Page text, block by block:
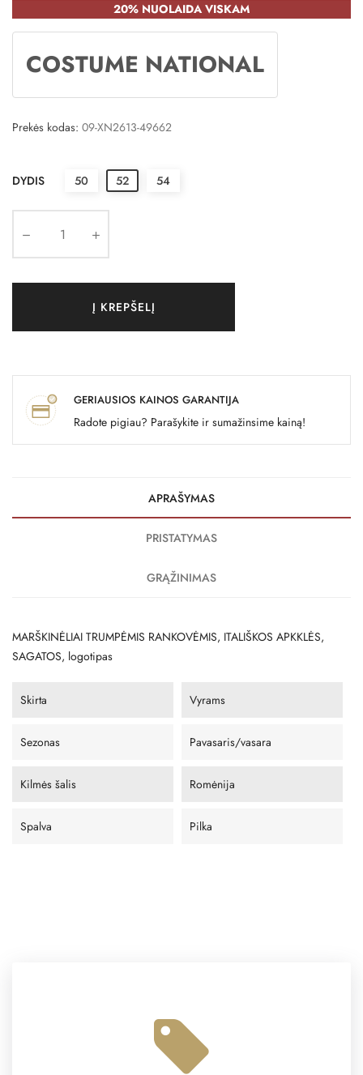
20% NUOLAIDA VISKAM
COSTUME NATIONAL
Prekės kodas: 09-XN2613-49662
DYDIS 50 52 54
Į KREPŠELĮ
GERIAUSIOS KAINOS GARANTIJA
Radote pigiau? Parašykite ir sumažinsime kainą!
APRAŠYMAS
PRISTATYMAS
GRĄŽINIMAS
MARŠKINĖLIAI TRUMPĖMIS RANKOVĖMIS, ITALIŠKOS APKKLĖS,
SAGATOS, logotipas
Skirta Vyrams
Sezonas Pavasaris/vasara
Kilmės šalis Romėnija
Spalva Pilka